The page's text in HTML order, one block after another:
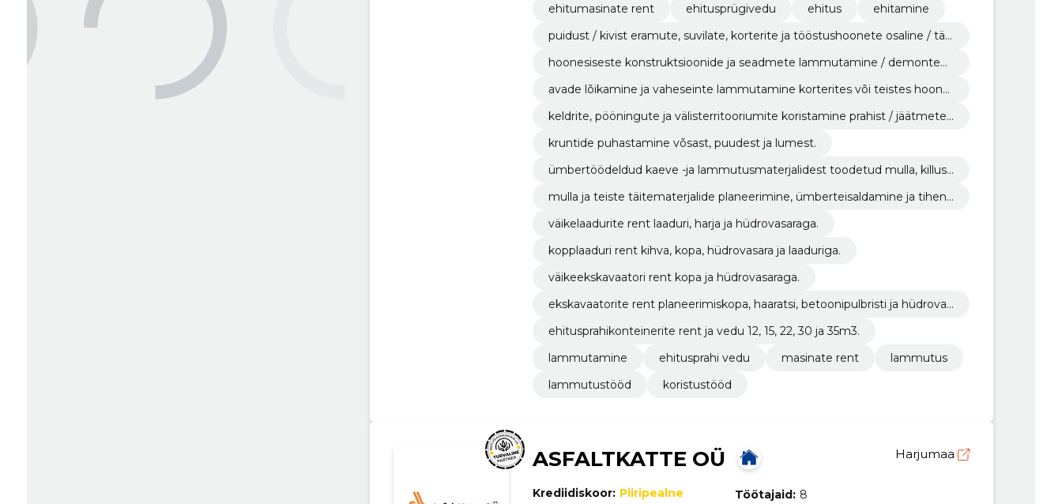
ehitumasinate rent
ehitusprügivedu ehitus
ehitamine
puidust / kivist eramute, suvilate, korterite ja tööstushoonete osaline / täi
hoonesiseste konstruktsioonide ja seadmete lammutamine / demonteeri
avade lõikamine ja vaheseinte lammutamine korterites või teistes hoone
keldrite, pööningute ja välisterritooriumite koristamine prahist / jäätmetes
kruntide puhastamine võsast, puudest ja lumest.
ümbertöödeldud kaeve -ja lammutusmaterjalidest toodetud mulla, killusti
mulla ja teiste täitematerjalide planeerimine, ümberteisaldamine ja tihend
väikelaadurite rent laaduri, harja ja hüdrovasaraga.
kopplaaduri rent kihva, kopa, hüdrovasara ja laaduriga.
väikeekskavaatori rent kopa ja hüdrovasaraga.
ekskavaatorite rent planeerimiskopa, haaratsi, betoonipulbristi ja hüdrovas
ehitusprahikonteinerite rent ja vedu 12, 15, 22, 30 ja 35m3.
lammutamine
ehitusprahi vedu masinate rent
lammutus
lammutustööd
koristustööd
ASFALTKATTE OÜ Harjumaa
Krediidiskoor: Piiripealne
Töötajaid: 8